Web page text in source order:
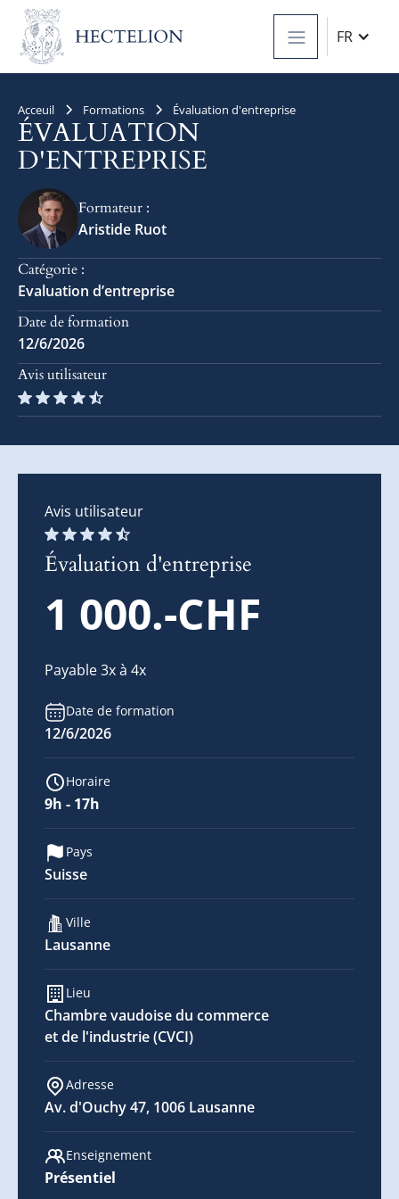
FR
Acceuil Formations Évaluation d'entreprise
ÉVALUATION
D'ENTREPRISE
Formateur :
Aristide Ruot
Catégorie :
Evaluation d’entreprise
Date de formation
12/6/2026
Avis utilisateur
Avis utilisateur
Évaluation d'entreprise
1 000.-CHF
Payable 3x à 4x
Date de formation
12/6/2026
Horaire
9h - 17h
Pays
Suisse
Ville
Lausanne
Lieu
Chambre vaudoise du commerce
et de l'industrie (CVCI)
Adresse
Av. d'Ouchy 47, 1006 Lausanne
Enseignement
Présentiel